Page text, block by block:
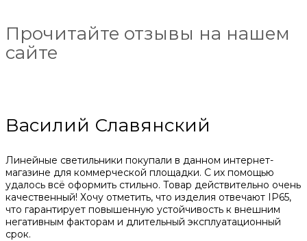
Прочитайте отзывы на нашем
сайте
Василий Славянский
Линейные светильники покупали в данном интернет-
магазине для коммерческой площадки. С их помощью
удалось всё оформить стильно. Товар действительно очень
качественный! Хочу отметить, что изделия отвечают IP65,
что гарантирует повышенную устойчивость к внешним
негативным факторам и длительный эксплуатационный
срок.